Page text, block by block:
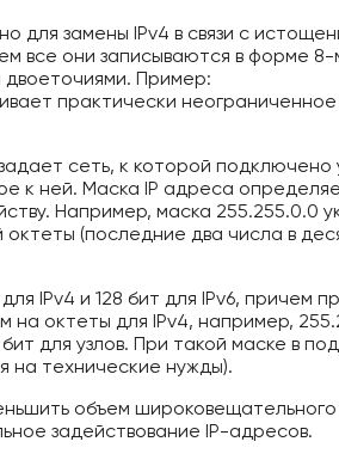
для замены IPv4 в связи с
все они записываются в форме 8-
Пример:
практически неограниченное
сеть, к которой подключено
к ней. Маска IP адреса
Например, маска 255.255.0.0
(последние два числа в
IPv4 и 128 бит для IPv6, причем
октеты для IPv4, например,
для узлов. При такой маске в
на технические нужды).
объем
задействование IP-адресов.